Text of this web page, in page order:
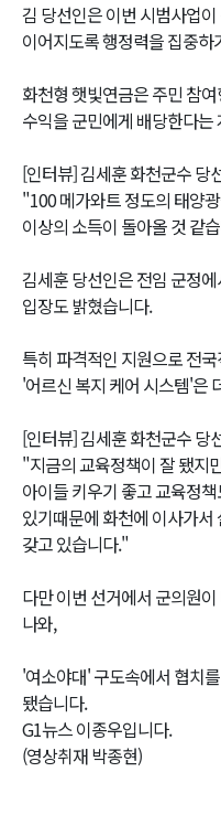
김 당선인은 이번 시범사업
이어지도록 행정력을 집중하
화천형 햇빛연금은 주민 참
수익을 군민에게 배당한다는
[인터뷰] 김세훈 화천군수 당
"100 메가와트 정도의 태양
이상의 소득이 돌아올 것 같
김세훈 당선인은 전임 군정
입장도 밝혔습니다.
특히 파격적인 지원으로 전
'어르신 복지 케어 시스템'은
[인터뷰] 김세훈 화천군수 당
"지금의 교육정책이 잘 됐지
아이들 키우기 좋고 교육정
있기때문에 화천에 이사가
갖고 있습니다."
다만 이번 선거에서 군의원
나와,
'여소야대' 구도속에서 협치
됐습니다.
G1뉴스 이종우입니다.
(영상취재 박종현)